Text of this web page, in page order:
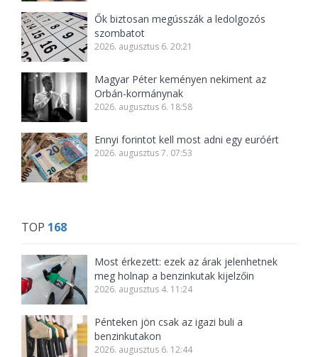
Ők biztosan megússzák a ledolgozós
szombatot
2026. augusztus 6. 20:21
Magyar Péter keményen nekiment az
Orbán-kormánynak
2026. augusztus 6. 18:58
Ennyi forintot kell most adni egy euróért
2026. augusztus 7. 07:53
TOP 168
Most érkezett: ezek az árak jelenhetnek
meg holnap a benzinkutak kijelzőin
2026. augusztus 4. 11:24
Pénteken jön csak az igazi buli a
benzinkutakon
2026. augusztus 6. 12:44